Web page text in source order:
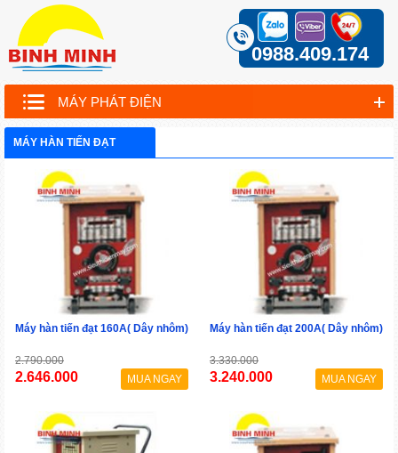
0988.409.174
MÁY PHÁT ĐIỆN
MÁY HÀN TIẾN ĐẠT
Máy hàn tiến đạt 160A( Dây nhôm)
2.790.000
2.646.000 MUA NGAY
Máy hàn tiến đạt 200A( Dây nhôm)
3.330.000
3.240.000 MUA NGAY